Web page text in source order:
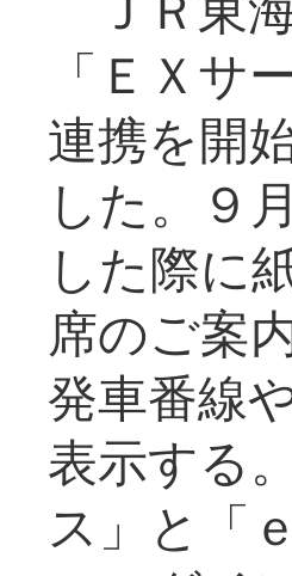
「ＥＸサ
連携を開
した。９
した際に
席のご案
発車番線
表示する
ス」と「